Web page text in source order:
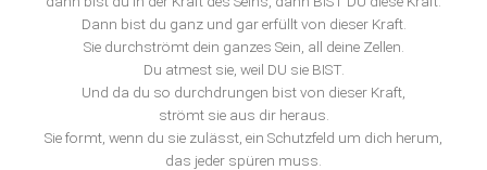
Dann bist du ganz und gar erfüllt von dieser Kraft.
Sie durchströmt dein ganzes Sein, all deine Zellen.
Du atmest sie, weil DU sie BIST.
Und da du so durchdrungen bist von dieser Kraft,
strömt sie aus dir heraus.
Sie formt, wenn du sie zulässt, ein Schutzfeld um dich herum,
das jeder spüren muss.